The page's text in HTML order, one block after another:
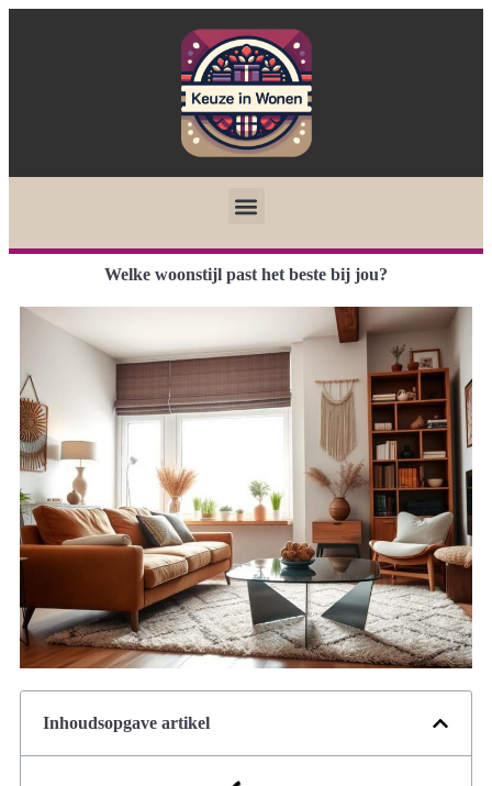
Welke woonstijl past het beste bij jou?
Inhoudsopgave artikel